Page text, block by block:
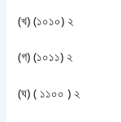
(খ) (১০১০) ২
(গ) (১০১১) ২
(ঘ) ( ১১০০ ) ২